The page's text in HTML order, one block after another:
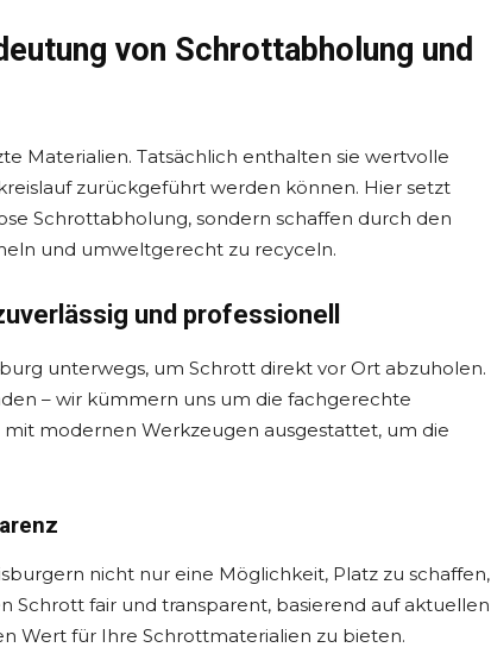
von Schrottabholung und
Materialien. Tatsächlich enthalten sie wertvolle
zurückgeführt werden können. Hier setzt
Schrottabholung, sondern schaffen durch den
und umweltgerecht zu recyceln.
und professionell
unterwegs, um Schrott direkt vor Ort abzuholen.
– wir kümmern uns um die fachgerechte
modernen Werkzeugen ausgestattet, um die
nicht nur eine Möglichkeit, Platz zu schaffen,
Schrott fair und transparent, basierend auf aktuellen
Wert für Ihre Schrottmaterialien zu bieten.